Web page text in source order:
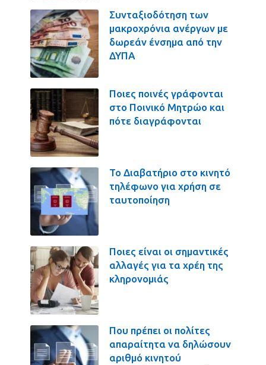
Συνταξιοδότηση των
μακροχρόνια ανέργων με
δωρεάν ένσημα από την
ΔΥΠΑ
Ποιες ποινές γράφονται
στο Ποινικό Μητρώο και
πότε διαγράφονται
Το Διαβατήριο στο κινητό
τηλέφωνο για χρήση σε
ταυτοποίηση
Ποιες είναι οι σημαντικές
αλλαγές για τα χρέη της
κληρονομιάς
Που πρέπει οι πολίτες
απαραίτητα να δηλώσουν
αριθμό κινητού